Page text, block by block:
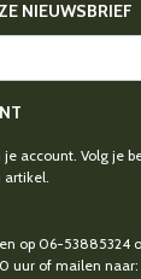
NIEUWSBRIEF
je account. Volg je
op 06-53885324
uur of mailen naar: